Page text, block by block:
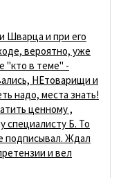
Шварца и при его
вероятно, уже
"кто в теме" -
НЕтоварищи и
надо, места знать!
ценному ,
специалисту Б. То
подписывал. Ждал
и вел